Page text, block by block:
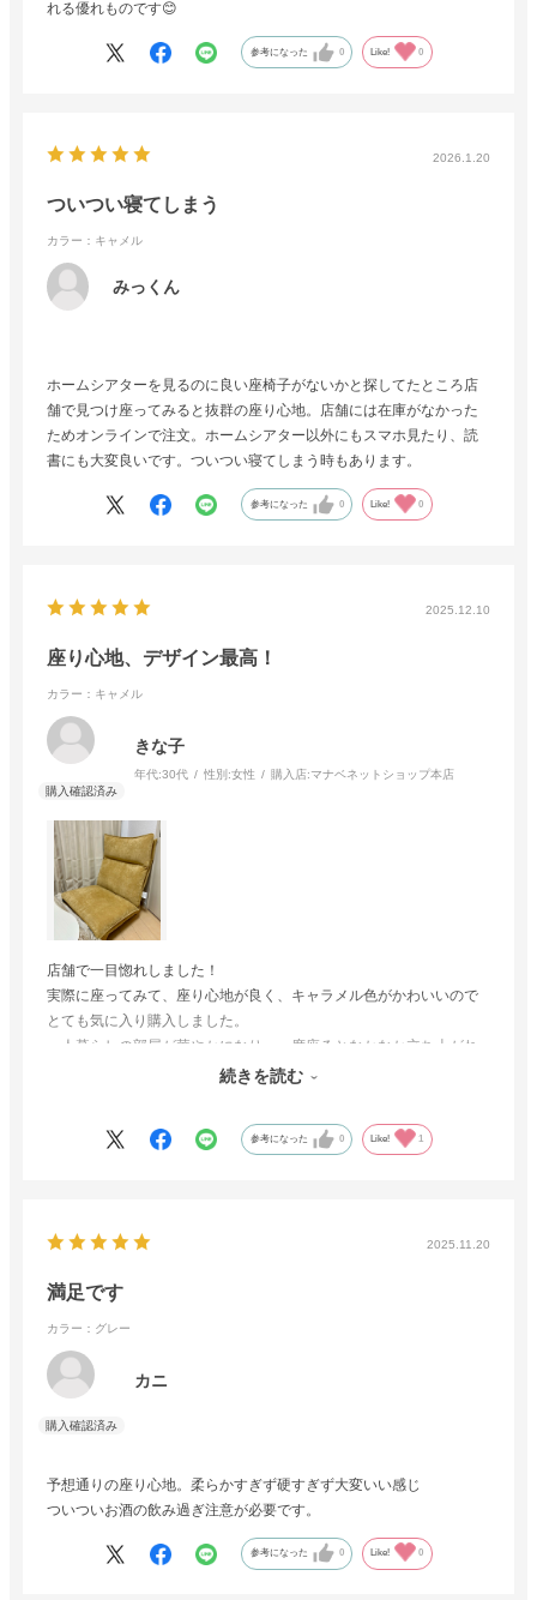
れる優れものです😊
参考になった 0 Like! 0
2026.1.20
ついつい寝てしまう
カラー：キャメル
みっくん
ホームシアターを見るのに良い座椅子がないかと探してたところ店
舗で見つけ座ってみると抜群の座り心地。店舗には在庫がなかった
ためオンラインで注文。ホームシアター以外にもスマホ見たり、読
書にも大変良いです。ついつい寝てしまう時もあります。
参考になった 0 Like! 0
2025.12.10
座り心地、デザイン最高！
カラー：キャメル
きな子
年代:30代 性別:女性 購入店:マナベネットショップ本店
店舗で一目惚れしました！
実際に座ってみて、座り心地が良く、キャラメル色がかわいいので
とても気に入り購入しました。
一人暮らしの部屋が華やかになり、一度座るとなかなか立ち上がれ
続きを読む
参考になった 0 Like! 1
2025.11.20
満足です
カラー：グレー
カニ
予想通りの座り心地。柔らかすぎず硬すぎず大変いい感じ
ついついお酒の飲み過ぎ注意が必要です。
参考になった 0 Like! 0